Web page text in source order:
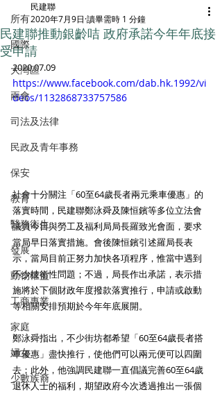
所有
國際
大灣區
兩會
司法及法律
民政及青年事務
保安
教育
醫務衛生
發展
動物權益
工商專業
家庭
婦女
少數族裔
民建聯推動銀齡咭 政府承諾今年年底接
受申請
民建聯
2020年7月9日 讀畢需時 1 分鐘
2020.07.09
https://www.facebook.com/dab.hk.1992/vi
deos/1132868733757586
社會十分關注「60至64歲長者兩元乘車優惠」的
落實時間，民建聯鄭泳舜及陳恒鑌等多位立法會
議員今日與勞工及福利局局長羅致光會面，要求
當局早日落實措施。會後陳恒鑌引述羅局長表
示，當局目前正努力加快各項程序，惟當中遇到
不少技術性問題；不過，局長作出承諾，表示措
施將於下個財政年度撥款落實推行，申請或啟動
等相關安排預期於今年年底展開。
鄭泳舜指出，不少街坊都希望「60至64歲長者搭
車優惠」盡快推行，使他們可以兩元便可以四圍
去；此外，他強調民建聯一直倡議完善60至64歲
退休人士的福利，期望政府今次透過推出一張個